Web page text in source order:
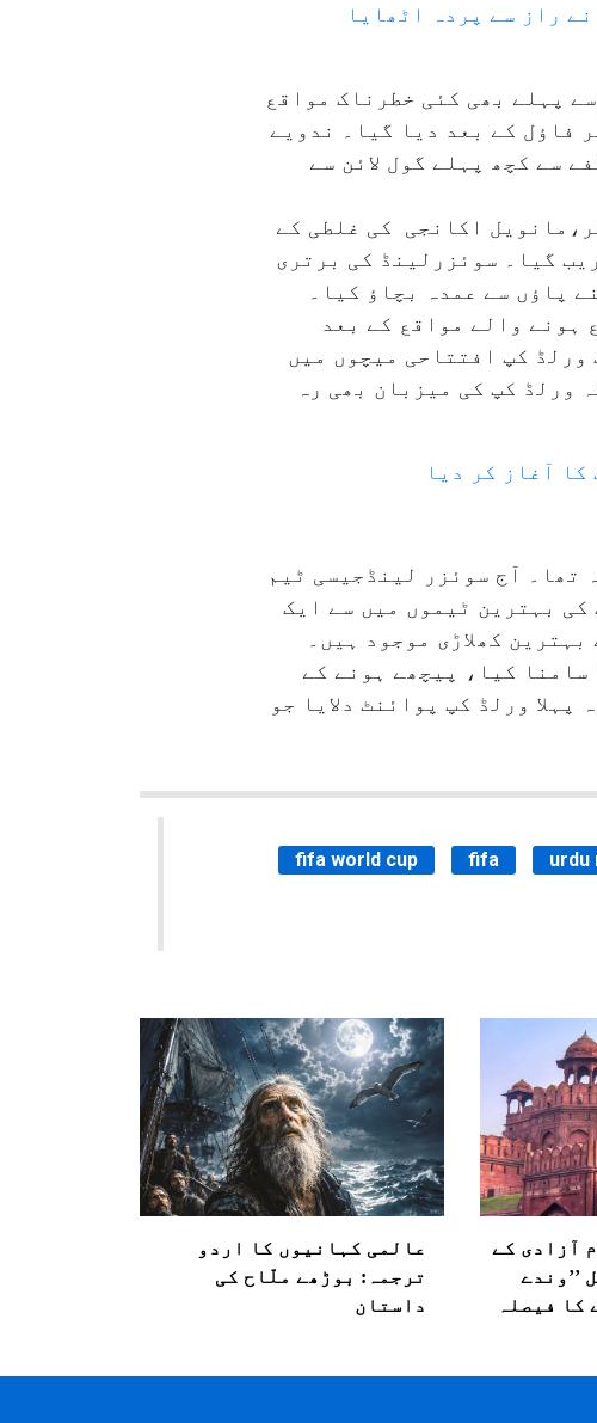
راز سے پردہ اٹھایا
پہلے بھی کئی خطرناک مواقع
فاؤل کے بعد دیا گیا۔ ندویے
سے کچھ پہلے گول لائن سے
اکانجی کی غلطی کے
گیا۔ سوئزرلینڈ کی برتری
پاؤں سے عمدہ بچاؤ کیا۔
ہونے والے مواقع کے بعد
کپ افتتاحی میچوں میں
ورلڈ کپ کی میزبان بھی رہ
آغاز کر دیا
تھا۔ آج سوئزر لینڈجیسی ٹیم
کی بہترین ٹیموں میں سے ایک
کھلاڑی موجود ہیں۔
سامنا کیا، پیچھے ہونے کے
ورلڈ کپ پوائنٹ دلایا جو
fifa world cup fifa urdu
آزادی کے
’’وندے
کا فیصلہ
عالمی کہانیوں کا اردو
ترجمہ: بوڑھے ملّاح کی
داستان